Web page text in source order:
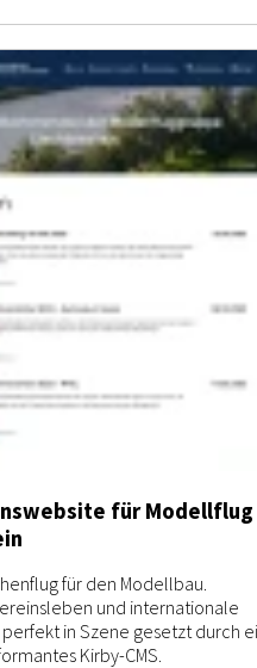
für Modellflug
für den Modellbau.
und internationale
in Szene gesetzt durch
Kirby-CMS.